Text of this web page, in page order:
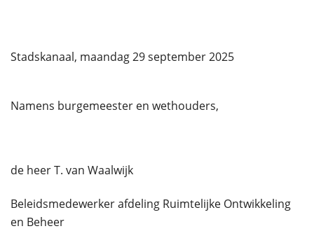
Stadskanaal, maandag 29 september 2025
Namens burgemeester en wethouders,
de heer T. van Waalwijk
Beleidsmedewerker afdeling Ruimtelijke Ontwikkeling
en Beheer